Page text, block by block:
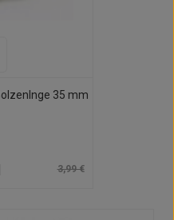
35 mm
3,99 €